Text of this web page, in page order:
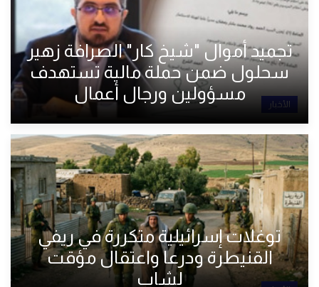
الأخبار
تجميد أموال "شيخ كار" الصرافة زهير
سحلول ضمن حملة مالية تستهدف
مسؤولين ورجال أعمال
توغلات إسرائيلية متكررة في ريفي
القنيطرة ودرعا واعتقال مؤقت
لشاب